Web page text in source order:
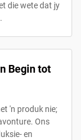
die wete dat jy
Begin tot
'n produk nie;
Ons
en